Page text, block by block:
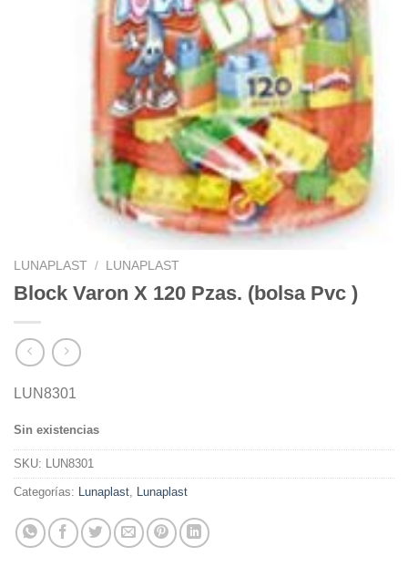
LUNAPLAST / LUNAPLAST
Block Varon X 120 Pzas. (bolsa Pvc )
LUN8301
Sin existencias
SKU: LUN8301
Categorías: Lunaplast, Lunaplast